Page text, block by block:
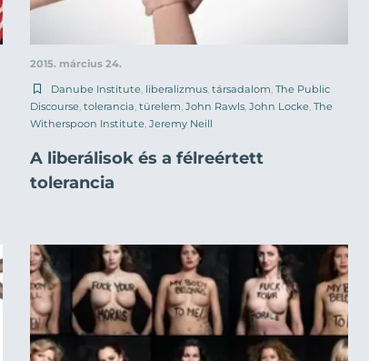
2015. március 24.
Danube Institute, liberalizmus, társadalom, The Public
Discourse, tolerancia, türelem, John Rawls, John Locke, The
Witherspoon Institute, Jeremy Neill
A liberálisok és a félreértett
tolerancia